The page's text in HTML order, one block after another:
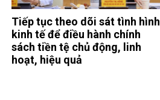
Tiếp tục theo dõi sát tình hình
kinh tế để điều hành chính
sách tiền tệ chủ động, linh
hoạt, hiệu quả